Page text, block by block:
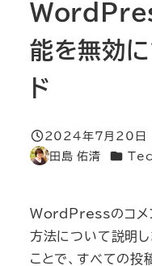
能を無効
ド
投稿日
2024年7月20日
著
田島 佑清 カテゴリ
WordPressのコメ
方法について説明し
ことで、すべての投